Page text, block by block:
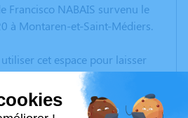
Francisco NABAIS survenu le
à Montaren-et-Saint-Médiers.
cet espace pour laisser
des photos souvenirs, une
pensées à travers des
Cet endroit est un lieu